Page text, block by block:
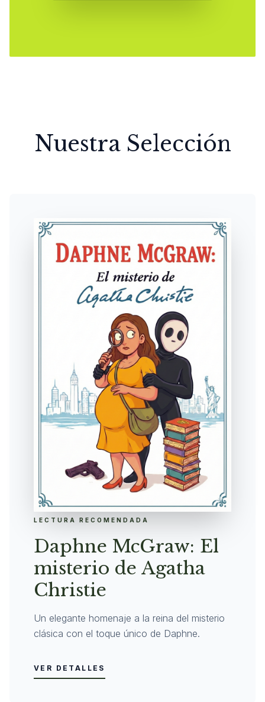
Nuestra Selección
LECTURA RECOMENDADA
Daphne McGraw: El
misterio de Agatha
Christie
Un elegante homenaje a la reina del misterio
clásica con el toque único de Daphne.
VER DETALLES